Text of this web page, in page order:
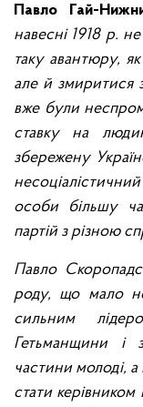
Павло Гай-
навесні 1918 р.
таку авантюру, як
але й змиритися
вже були
ставку на
збережену
особи більшу
партій з різною
Павло
роду, що мало
сильним
Гетьманщини і
частини молоді,
стати